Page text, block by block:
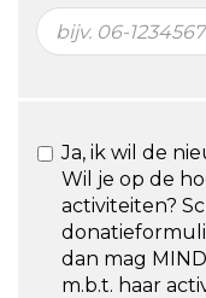
Ja, ik wil de
Wil je op de
activiteiten?
dan mag
m.b.t. haar